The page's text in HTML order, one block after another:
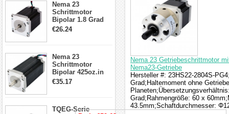
Nema 23
Schrittmotor
Bipolar 1.8 Grad
1.9Nm 3A 3.36V 4
€26.24
Nema 23
Schrittmotor
Bipolar 425oz.in
4.2A 57x57x114mm
€35.17
TQEG-Serie
Nema 23 Getriebeschrittmotor
Nema23-Getriebe
Hersteller #: 23HS22-2804S-
Grad;Haltemoment ohne
Grad;Rahmengröße: 60 x
43.5mm;Schaftdurchmesser: